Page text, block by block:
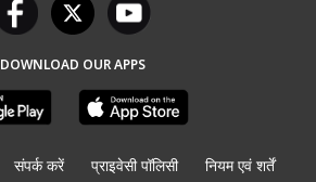
DOWNLOAD OUR APPS
संपर्क करें प्राइवेसी पॉलिसी नियम एवं शर्तें